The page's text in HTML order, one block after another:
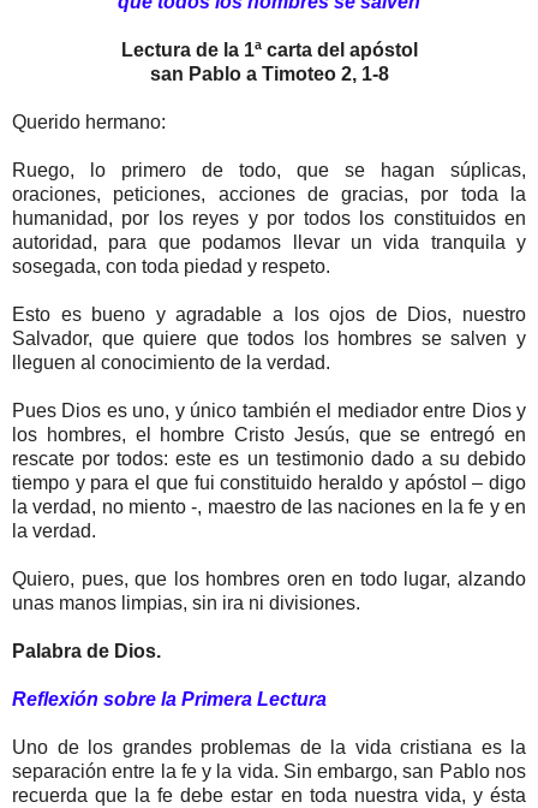
Lectura de la 1ª carta del apóstol
san Pablo a Timoteo 2, 1-8
Querido hermano:
Ruego, lo primero de todo, que se hagan súplicas,
oraciones, peticiones, acciones de gracias, por toda la
humanidad, por los reyes y por todos los constituidos en
autoridad, para que podamos llevar un vida tranquila y
sosegada, con toda piedad y respeto.
Esto es bueno y agradable a los ojos de Dios, nuestro
Salvador, que quiere que todos los hombres se salven y
lleguen al conocimiento de la verdad.
Pues Dios es uno, y único también el mediador entre Dios y
los hombres, el hombre Cristo Jesús, que se entregó en
rescate por todos: este es un testimonio dado a su debido
tiempo y para el que fui constituido heraldo y apóstol – digo
la verdad, no miento -, maestro de las naciones en la fe y en
la verdad.
Quiero, pues, que los hombres oren en todo lugar, alzando
unas manos limpias, sin ira ni divisiones.
Palabra de Dios.
Reflexión sobre la Primera Lectura
Uno de los grandes problemas de la vida cristiana es la
separación entre la fe y la vida. Sin embargo, san Pablo nos
recuerda que la fe debe estar en toda nuestra vida, y ésta